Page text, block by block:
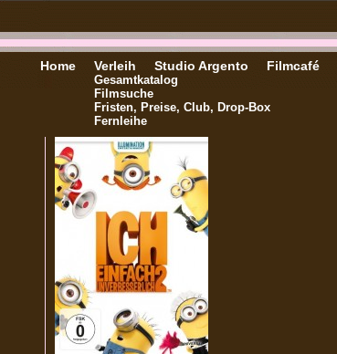
Home Verleih
Gesamtkatalog
Filmsuche
Fristen, Preise, Club, Drop-Box
Fernleihe
Studio Argento Filmcafé